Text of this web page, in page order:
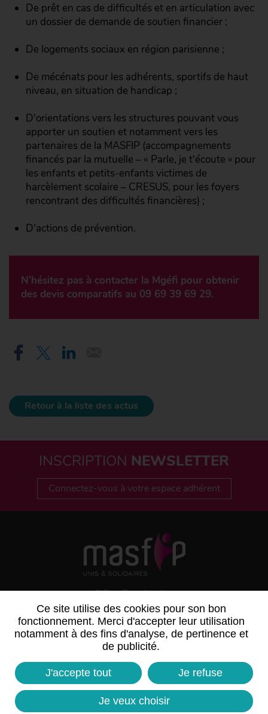
De prêt en cas de difficultés et en articulation avec
un dossier de demande de soutien financier ;
De logements sociaux en région parisienne ;
De mécénats pour les adhérents, sportifs de haut
niveau, en situation de handicap ;
D'orientations vers les structures pouvant vous
apporter un soutien et notamment vers les
partenaires de la MASFIP (accompagnements
financés par la mutuelle – « Parle, je t'écoute » pour
les enfants et petits-enfants victimes de
harcèlement scolaire – CRESUS, pour les foyers
rencontrant des difficultés financières) ;
D'actions de prévention.
N'hésitez pas à contacter la Mgéfi pour obtenir
des devis comparatifs au 09 69 39 69 29.
Retour à la liste des actus
INSCRIPTION NEWSLETTER
Connectez-vous à votre espace adhérent
6 Rue Bouchardon
75486 PARIS CEDEX 10
Ce site utilise des cookies pour son bon
fonctionnement. Merci d'accepter leur utilisation
notamment à des fins d'analyse, de pertinence et
de publicité.
J'accepte tout Je refuse
Je veux choisir